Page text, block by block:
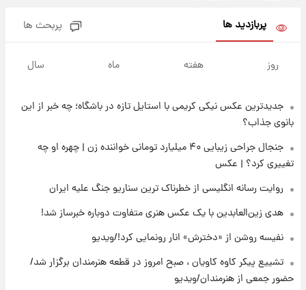
دل صحرا + عکس
۱۸ ساعت پیش
خبر انتصاب جدید محسن رضایی حذف شد +
جزئیات
۱۹ ساعت پیش
پست جدید محسن رضایی در شورای عالی امنیت
ملی
پربازدید ها پربحث ها
روز هفته ماه سال
جدیدترین عکس نیکی کریمی با استایل تازه در باشگاه؛ چه خبر از این
بانوی جذاب؟
جنجال جراحی زیبایی ۴۰ میلیارد تومانی خواننده زن | چهره او چه
تغییری کرد؟ | عکس
روایت رسانه انگلیسی از خطرناک ترین سناریو جنگ علیه ایران
هدی زین‌العابدین با یک عکس هنری متفاوت دوباره خبرساز شد!
نفیسه روشن از «دخترش» انار رونمایی کرد!/ویدیو
تشییع پیکر کاوه کاویان ، صبح امروز در قطعه هنرمندان برگزار شد/
حضور جمعی از هنرمندان/ویدیو